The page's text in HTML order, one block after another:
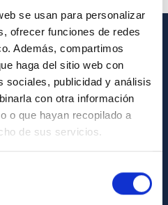
se usan para personalizar
ofrecer funciones de redes
Además, compartimos
haga del sitio web con
sociales, publicidad y análisis
con otra información
o que hayan recopilado a
de sus servicios.